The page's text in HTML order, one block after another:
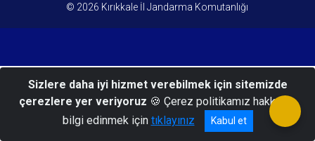
© 2026 Kırıkkale İl Jandarma Komutanlığı
Sizlere daha iyi hizmet verebilmek için sitemizde
çerezlere yer veriyoruz 🍪 Çerez politikamız hakkında
bilgi edinmek için tıklayınız Kabul et